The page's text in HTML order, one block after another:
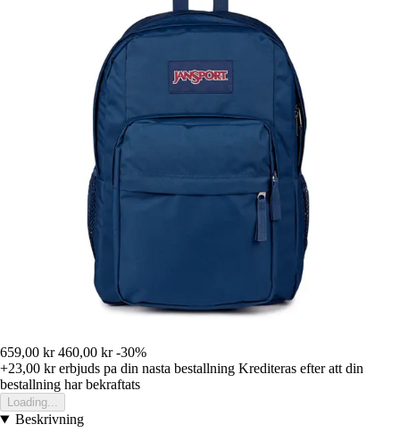
659,00 kr 460,00 kr -30%
+23,00 krerbjuds pa din nasta bestallning Krediteras efter att din
bestallning har bekraftats
Loading...
Beskrivning